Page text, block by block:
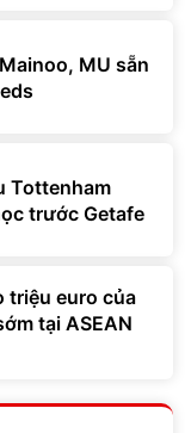
MU sẵn
Tottenham
trước Getafe
triệu euro của
tại ASEAN